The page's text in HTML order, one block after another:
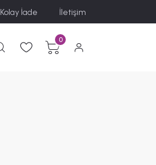
Kolay İade İletişim
0